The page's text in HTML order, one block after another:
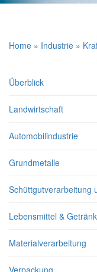
Home » Industrie »
Überblick
Landwirtschaft
Automobilindustrie
Grundmetalle
Schüttgutverarbeitung
Lebensmittel &
Materialverarbeitung
Verpackung